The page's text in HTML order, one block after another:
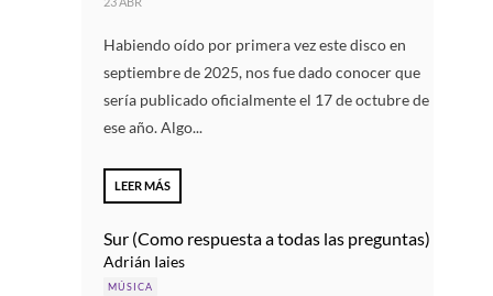
Habiendo oído por primera vez este disco en
septiembre de 2025, nos fue dado conocer que
sería publicado oficialmente el 17 de octubre de
ese año. Algo...
LEER MÁS
Sur (Como respuesta a todas las preguntas)
Adrián Iaies
MÚSICA